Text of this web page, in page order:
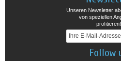
Unseren Newsletter
von speziellen
profitieren!
Follow